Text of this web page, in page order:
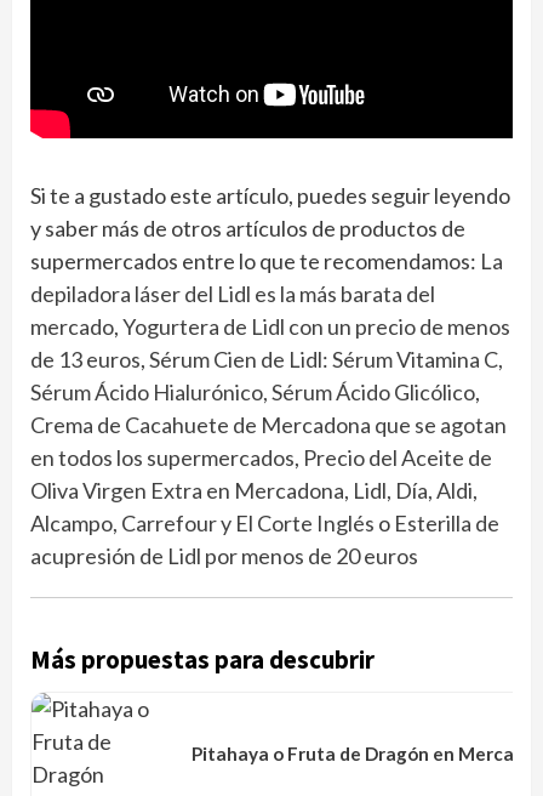
Si te a gustado este artículo, puedes seguir leyendo
y saber más de otros artículos de productos de
supermercados entre lo que te recomendamos: La
depiladora láser del Lidl es la más barata del
mercado,Yogurtera de Lidl con un precio de menos
de 13 euros,Sérum Cien de Lidl: Sérum Vitamina C,
Sérum Ácido Hialurónico, Sérum Ácido Glicólico,
Crema de Cacahuete de Mercadona que se agotan
en todos los supermercados, Precio del Aceite de
Oliva Virgen Extra en Mercadona, Lidl, Día, Aldi,
Alcampo, Carrefour y El Corte Inglés o Esterilla de
acupresión de Lidl por menos de 20 euros
Más propuestas para descubrir
Pitahaya o Fruta de Dragón en